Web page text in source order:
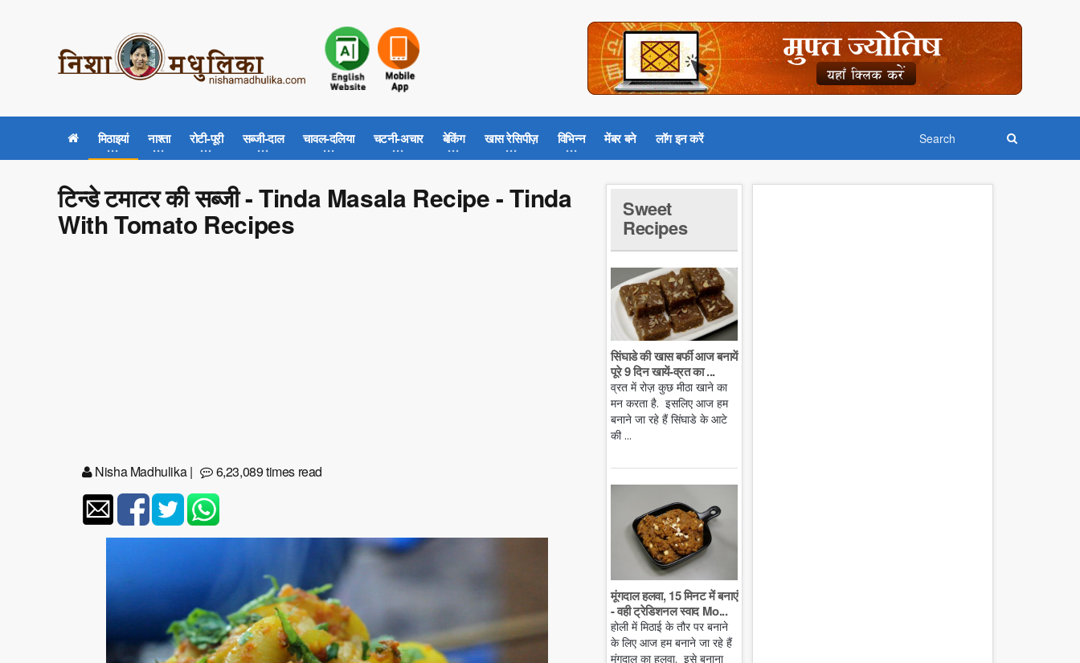
मिठाइयां नाश्ता रोटी-पूरी सब्जी-दाल चावल-दलिया चटनी-अचार बेकिंग खास रेसिपीज़ विभिन्न मेंबर बने लॉग इन करें
टिन्डे टमाटर की सब्जी - Tinda Masala Recipe - Tinda
With Tomato Recipes
Nisha Madhulika| 6,23,089 times read
Sweet
Recipes
सिंघाडे की खास बर्फी आज बनायें
पूरे 9 दिन खायें-व्रत का ...
व्रत में रोज़ कुछ मीठा खाने का
मन करता है. इसलिए आज हम
बनाने जा रहे हैं सिंघाडे के आटे
की ...
मूंगदाल हलवा, 15 मिनट में बनाएं
- वही ट्रेडिशनल स्वाद Mo...
होली में मिठाई के तौर पर बनाने
के लिए आज हम बनाने जा रहे हैं
मूंगदाल का हलवा. इसे बनाना